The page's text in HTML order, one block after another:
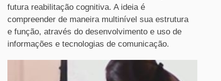
futura reabilitação cognitiva. A ideia é
compreender de maneira multinível sua estrutura
e função, através do desenvolvimento e uso de
informações e tecnologias de comunicação.